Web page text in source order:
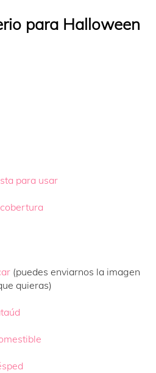
para Halloween
para usar
(puedes enviarnos la imagen
quieras)